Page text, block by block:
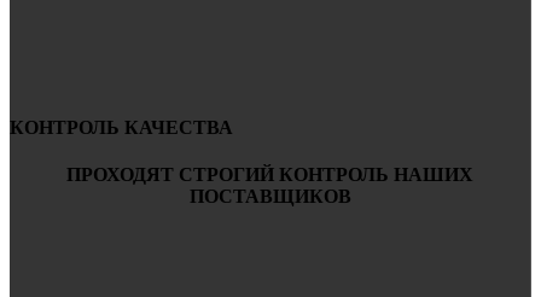
КОНТРОЛЬ КАЧЕСТВА
ПРОХОДЯТ СТРОГИЙ КОНТРОЛЬ НАШИХ
ПОСТАВЩИКОВ